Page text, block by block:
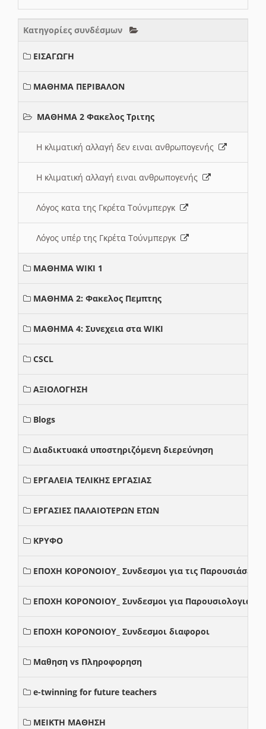
Κατηγορίες συνδέσμων
ΕΙΣΑΓΩΓΗ
ΜΑΘΗΜΑ ΠΕΡΙΒΑΛΟΝ
ΜΑΘΗΜΑ 2 Φακελος Τριτης
Η κλιματική αλλαγή δεν ειναι ανθρωπογενής
Η κλιματική αλλαγή ειναι ανθρωπογενής
Λόγος κατα της Γκρέτα Τούνμπεργκ
Λόγος υπέρ της Γκρέτα Τούνμπεργκ
ΜΑΘΗΜΑ WIKI 1
ΜΑΘΗΜΑ 2: Φακελος Πεμπτης
ΜΑΘΗΜΑ 4: Συνεχεια στα WIKI
CSCL
ΑΞΙΟΛΟΓΗΣΗ
Blogs
Διαδικτυακά υποστηριζόμενη διερεύνηση
ΕΡΓΑΛΕΙΑ ΤΕΛΙΚΗΣ ΕΡΓΑΣΙΑΣ
ΕΡΓΑΣΙΕΣ ΠΑΛΑΙΟΤΕΡΩΝ ΕΤΩΝ
ΚΡΥΦΟ
ΕΠΟΧΗ ΚΟΡΟΝΟΙΟΥ_ Συνδεσμοι για τις Παρουσιάσεις
ΕΠΟΧΗ ΚΟΡΟΝΟΙΟΥ_ Συνδεσμοι για Παρουσιολογια
ΕΠΟΧΗ ΚΟΡΟΝΟΙΟΥ_ Συνδεσμοι διαφοροι
Μαθηση vs Πληροφορηση
e-twinning for future teachers
ΜΕΙΚΤΗ ΜΑΘΗΣΗ